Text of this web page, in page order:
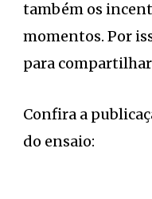
também os
momentos. Por
para
Confira a
do ensaio: